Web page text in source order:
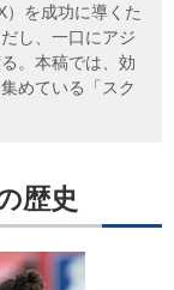
を成功に導くた
し、一口にアジ
。本稿では、効
めている「スク
歴史